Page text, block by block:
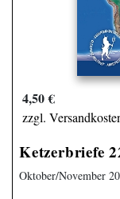
4,50 €
zzgl.
Ketzerbriefe
Oktober/November